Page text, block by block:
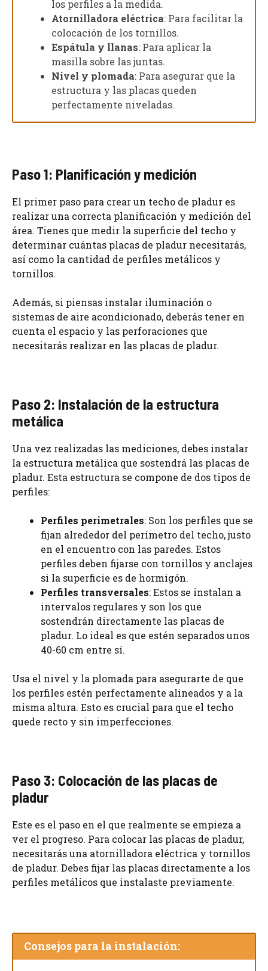
los perfiles a la medida.
Atornilladora eléctrica: Para facilitar la
colocación de los tornillos.
Espátula y llanas: Para aplicar la
masilla sobre las juntas.
Nivel y plomada: Para asegurar que la
estructura y las placas queden
perfectamente niveladas.
Paso 1: Planificación y medición
El primer paso para crear un techo de pladur es
realizar una correcta planificación y medición del
área. Tienes que medir la superficie del techo y
determinar cuántas placas de pladur necesitarás,
así como la cantidad de perfiles metálicos y
tornillos.
Además, si piensas instalar iluminación o
sistemas de aire acondicionado, deberás tener en
cuenta el espacio y las perforaciones que
necesitarás realizar en las placas de pladur.
Paso 2: Instalación de la estructura
metálica
Una vez realizadas las mediciones, debes instalar
la estructura metálica que sostendrá las placas de
pladur. Esta estructura se compone de dos tipos de
perfiles:
Perfiles perimetrales: Son los perfiles que se
fijan alrededor del perímetro del techo, justo
en el encuentro con las paredes. Estos
perfiles deben fijarse con tornillos y anclajes
si la superficie es de hormigón.
Perfiles transversales: Estos se instalan a
intervalos regulares y son los que
sostendrán directamente las placas de
pladur. Lo ideal es que estén separados unos
40-60 cm entre sí.
Usa el nivel y la plomada para asegurarte de que
los perfiles estén perfectamente alineados y a la
misma altura. Esto es crucial para que el techo
quede recto y sin imperfecciones.
Paso 3: Colocación de las placas de
pladur
Este es el paso en el que realmente se empieza a
ver el progreso. Para colocar las placas de pladur,
necesitarás una atornilladora eléctrica y tornillos
de pladur. Debes fijar las placas directamente a los
perfiles metálicos que instalaste previamente.
Consejos para la instalación: